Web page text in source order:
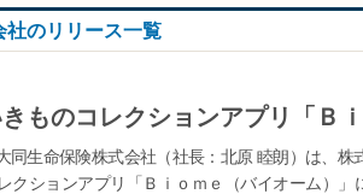
社のリリース一覧
同生命保険株式会社（社長：北原 睦朗）は、株
クションアプリ「Ｂｉｏｍｅ（バイオーム）